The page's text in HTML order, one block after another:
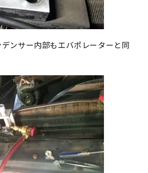
ンサー内部もエバポレーターと同